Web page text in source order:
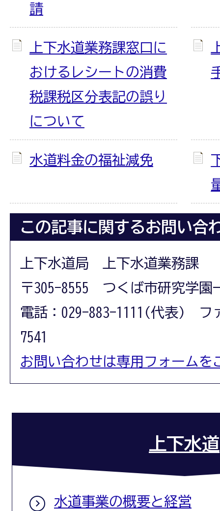
請
上下水道業務課窓口に
おけるレシートの消費
税課税区分表記の誤り
について
水道料金の福祉減免
この記事に関するお問い合
上下水道局 上下水道業務課
〒305-8555 つくば市研究学園
電話：029-883-1111(代表) フ
7541
お問い合わせは専用フォームを
上下水道
水道事業の概要と経営